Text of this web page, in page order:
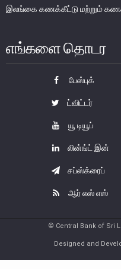
நாணயத்தாள்களும்
சுற்றோட்டத்திலுள்ள
ஞாபகார்த்த நாணத்
பாதுகாப்பு பண்புகள்
பொதுமக்கள் நாணயமாற்றுக்
நாணய
இலங்கை கணக்கீட்டு மற்றும்
எங்களை தொடர
பேஸ்புக்
ட்விட்டர்
யூ டியூப்
லின்ங்ட் இன்
சப்ஸ்க்ரைப்
ஆர் எஸ் எஸ்
© Central Bank of Sri
Designed and